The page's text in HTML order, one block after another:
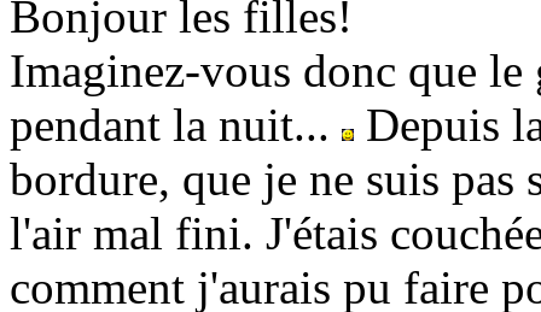
Bonjour les filles!
Imaginez-vous donc que
pendant la nuit...
Depuis
bordure, que je ne suis pas
l'air mal fini. J'étais
comment j'aurais pu faire